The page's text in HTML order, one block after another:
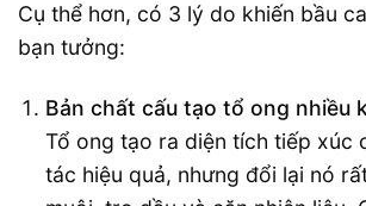
Cụ thể hơn, có 3 lý do khiến bầu
bạn tưởng:
Bản chất cấu tạo tổ ong nhiều
Tổ ong tạo ra diện tích tiếp xúc
tác hiệu quả, nhưng đổi lại nó